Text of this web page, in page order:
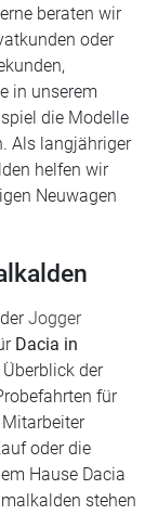
in unserem
die Modelle
Als langjähriger
helfen wir
Neuwagen
Dacia in
für
oder die
Hause Dacia
stehen